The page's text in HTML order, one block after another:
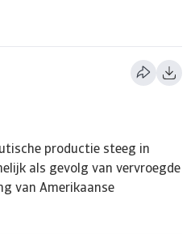
productie steeg in
als gevolg van vervroegde
van Amerikaanse